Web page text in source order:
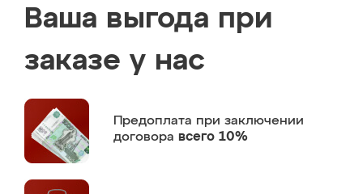
Ваша выгода при
заказе у нас
Предоплата при заключении
договора всего 10%